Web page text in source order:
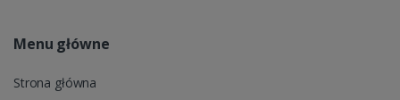
Menu główne
Strona główna